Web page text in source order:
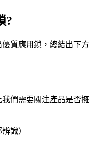
?
質應用鎖，總結出下方
們需要關注產品是否擁
識）